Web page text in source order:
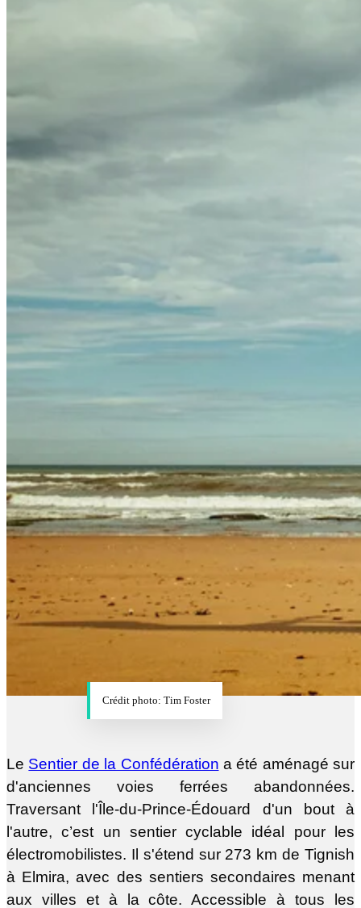
Crédit photo: Tim Foster
Le Sentier de la Confédération a été aménagé sur
d'anciennes voies ferrées abandonnées.
Traversant l'Île-du-Prince-Édouard d'un bout à
l'autre, c’est un sentier cyclable idéal pour les
électromobilistes. Il s'étend sur 273 km de Tignish
à Elmira, avec des sentiers secondaires menant
aux villes et à la côte. Accessible à tous les